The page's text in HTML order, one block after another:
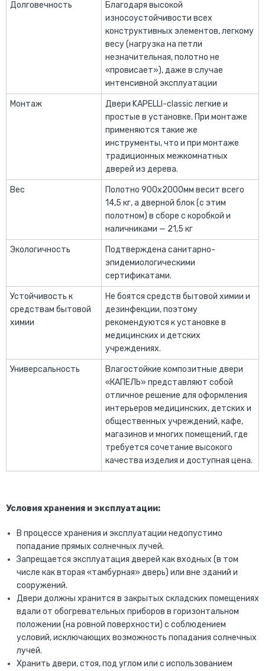
Долговечность
Благодаря высокой
износоустойчивости всех
конструктивных элементов, легкому
весу (нагрузка на петли
незначительная, полотно не
«провисает»), даже в случае
интенсивной эксплуатации
Монтаж
Двери KAPELLI-classic легкие и
простые в установке. При монтаже
применяются такие же
инструменты, что и при монтаже
традиционных межкомнатных
дверей из дерева.
Вес
Полотно 900х2000мм весит всего
14,5 кг, а дверной блок (с этим
полотном) в сборе с коробкой и
наличниками — 21,5 кг
Экологичность
Подтверждена санитарно-
эпидемиологическими
сертификатами.
Устойчивость к
средствам бытовой
химии
Не боятся средств бытовой химии и
дезинфекции, поэтому
рекомендуются к установке в
медицинских и детских
учреждениях.
Универсальность
Влагостойкие композитные двери
«КАПЕЛЬ» представляют собой
отличное решение для оформления
интерьеров медицинских, детских и
общественных учреждений, кафе,
магазинов и многих помещений, где
требуется сочетание высокого
качества изделия и доступная цена.
Условия хранения и эксплуатации:
В процессе хранения и эксплуатации недопустимо
попадание прямых солнечных лучей.
Запрещается эксплуатация дверей как входных (в том
числе как вторая «тамбурная» дверь) или вне зданий и
сооружений.
Двери должны хранится в закрытых складских помещениях
вдали от обогревательных приборов в горизонтальном
положении (на ровной поверхности) с соблюдением
условий, исключающих возможность попадания солнечных
лучей.
Хранить двери, стоя, под углом или с использованием